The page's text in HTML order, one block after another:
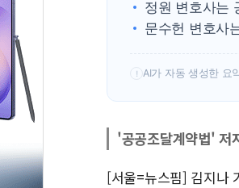
정원 변호사는
문수헌 변호사
! AI가 자동 생성한 요
'공공조달계약법' 저
[서울=뉴스핌] 김지나